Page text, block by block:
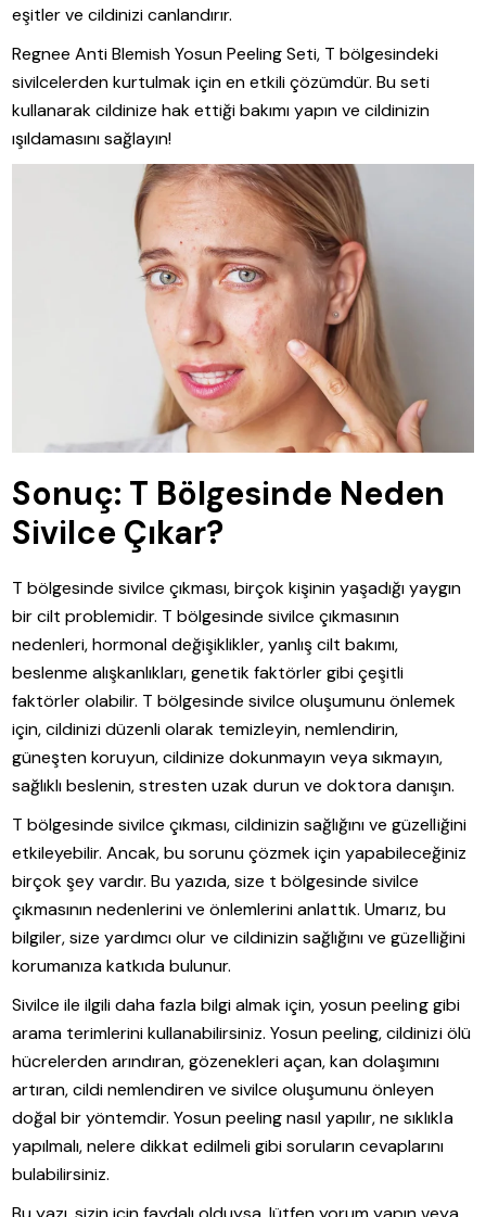
eşitler ve cildinizi canlandırır.
Regnee Anti Blemish Yosun Peeling Seti, T bölgesindeki
sivilcelerden kurtulmak için en etkili çözümdür. Bu seti
kullanarak cildinize hak ettiği bakımı yapın ve cildinizin
ışıldamasını sağlayın!
Sonuç: T Bölgesinde Neden
Sivilce Çıkar?
T bölgesinde sivilce çıkması, birçok kişinin yaşadığı yaygın
bir cilt problemidir. T bölgesinde sivilce çıkmasının
nedenleri, hormonal değişiklikler, yanlış cilt bakımı,
beslenme alışkanlıkları, genetik faktörler gibi çeşitli
faktörler olabilir. T bölgesinde sivilce oluşumunu önlemek
için, cildinizi düzenli olarak temizleyin, nemlendirin,
güneşten koruyun, cildinize dokunmayın veya sıkmayın,
sağlıklı beslenin, stresten uzak durun ve doktora danışın.
T bölgesinde sivilce çıkması, cildinizin sağlığını ve güzelliğini
etkileyebilir. Ancak, bu sorunu çözmek için yapabileceğiniz
birçok şey vardır. Bu yazıda, size t bölgesinde sivilce
çıkmasının nedenlerini ve önlemlerini anlattık. Umarız, bu
bilgiler, size yardımcı olur ve cildinizin sağlığını ve güzelliğini
korumanıza katkıda bulunur.
Sivilce ile ilgili daha fazla bilgi almak için, yosun peeling gibi
arama terimlerini kullanabilirsiniz. Yosun peeling, cildinizi ölü
hücrelerden arındıran, gözenekleri açan, kan dolaşımını
artıran, cildi nemlendiren ve sivilce oluşumunu önleyen
doğal bir yöntemdir. Yosun peeling nasıl yapılır, ne sıklıkla
yapılmalı, nelere dikkat edilmeli gibi soruların cevaplarını
bulabilirsiniz.